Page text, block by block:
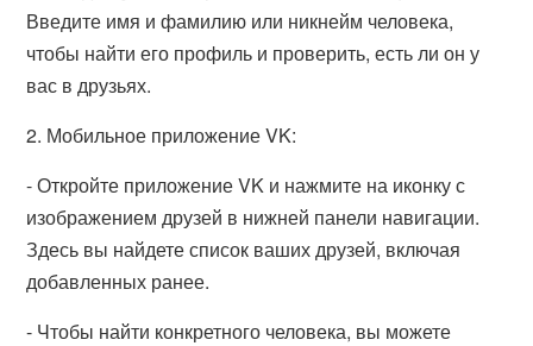
Введите имя и фамилию или никнейм человека,
чтобы найти его профиль и проверить, есть ли он у
вас в друзьях.
2. Мобильное приложение VK:
- Откройте приложение VK и нажмите на иконку с
изображением друзей в нижней панели навигации.
Здесь вы найдете список ваших друзей, включая
добавленных ранее.
- Чтобы найти конкретного человека, вы можете